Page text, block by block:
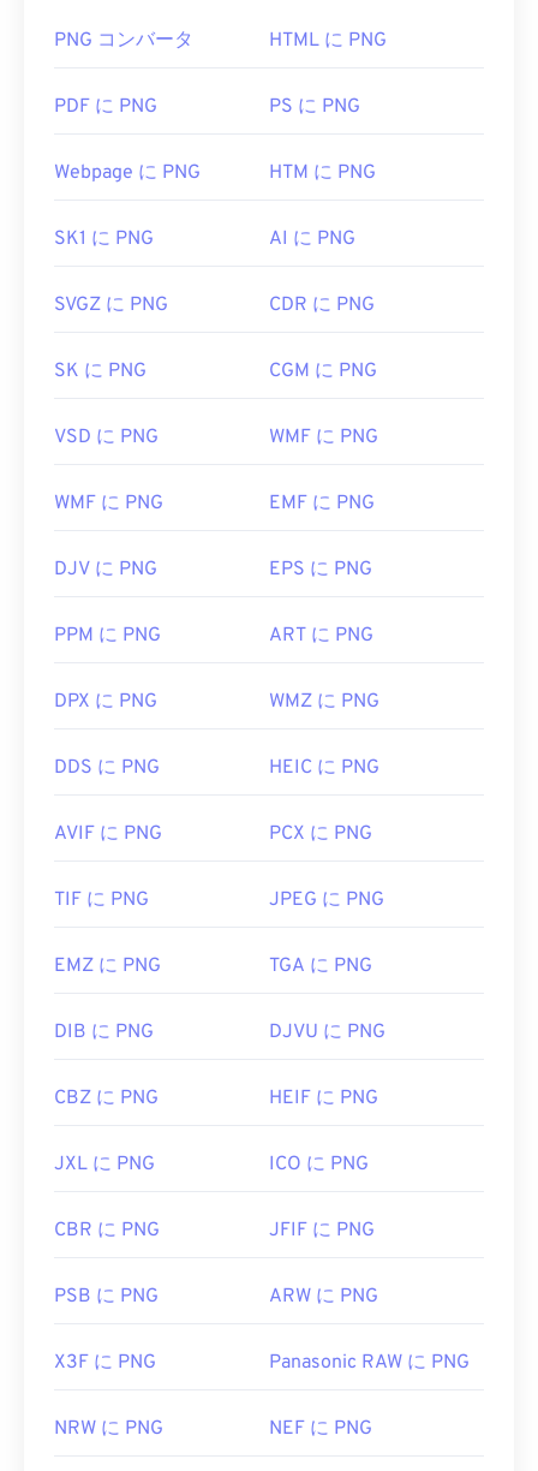
です。
PNG ファイルを開くにはどうすれ
通常、PNGファイルはオペレーティングシステムの
ファイルはすべてのウェブブラウザで簡単に表示で
は、PNGからJPG PNGからWebP、または
Adobe Photoshop
などの代替プログラムが便利で
イズが大きいため、ウェブページに追加する際に注
は、画像に透明部分、特に透明な背景を作成できる
初回リリース:
1996年10月1日
PNGに関するWiki記事
カラーピッカー
を使用して画像から色を選択します
PNG コンバータ HTML に PNG
PDF に PNG PS に PNG
Webpage に PNG HTM に PNG
SK1 に PNG AI に PNG
SVGZ に PNG CDR に PNG
SK に PNG CGM に PNG
VSD に PNG WMF に PNG
WMF に PNG EMF に PNG
DJV に PNG EPS に PNG
PPM に PNG ART に PNG
DPX に PNG WMZ に PNG
DDS に PNG HEIC に PNG
AVIF に PNG PCX に PNG
TIF に PNG JPEG に PNG
EMZ に PNG TGA に PNG
DIB に PNG DJVU に PNG
CBZ に PNG HEIF に PNG
JXL に PNG ICO に PNG
CBR に PNG JFIF に PNG
PSB に PNG ARW に PNG
X3F に PNG Panasonic RAW に PNG
NRW に PNG NEF に PNG